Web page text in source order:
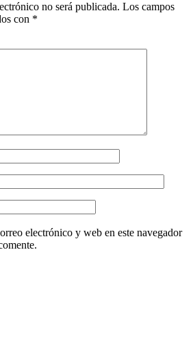
no será publicada. Los campos
con *
electrónico y web en este navegador